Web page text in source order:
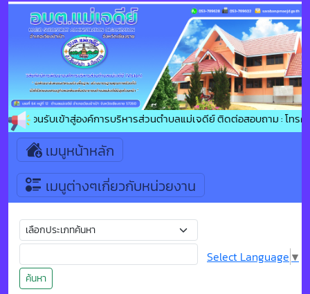
ดีต้อนรับเข้าสู่องค์การบริหารส่วนตำบลแม่เจดีย์ ติดต่อสอบถาม : โทรศัพ
เมนูหน้าหลัก
เมนูต่างๆเกี่ยวกับหน่วยงาน
ค้นหา
Select Language ▼